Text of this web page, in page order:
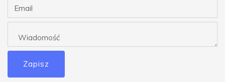
Zapisz